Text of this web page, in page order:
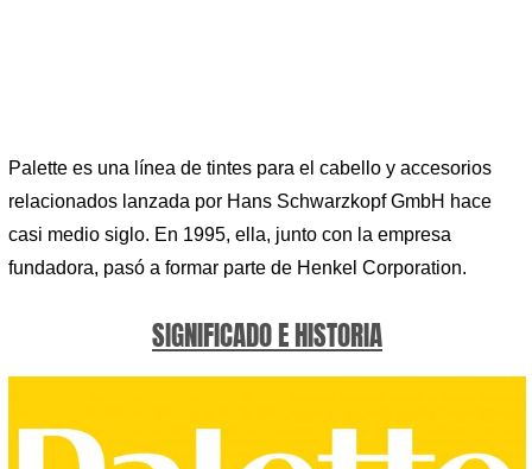
Palette es una línea de tintes para el cabello y accesorios
relacionados lanzada por Hans Schwarzkopf GmbH hace
casi medio siglo. En 1995, ella, junto con la empresa
fundadora, pasó a formar parte de Henkel Corporation.
SIGNIFICADO E HISTORIA